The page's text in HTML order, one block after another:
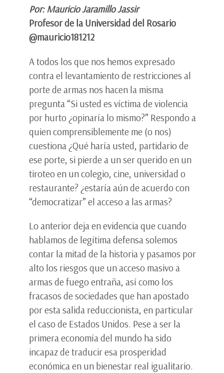
Por: Mauricio Jaramillo Jassir
Profesor de la Universidad del Rosario
@mauricio181212
A todos los que nos hemos expresado
contra el levantamiento de restricciones al
porte de armas nos hacen la misma
pregunta “Si usted es víctima de violencia
por hurto ¿opinaría lo mismo?” Respondo a
quien comprensiblemente me (o nos)
cuestiona ¿Qué haría usted, partidario de
ese porte, si pierde a un ser querido en un
tiroteo en un colegio, cine, universidad o
restaurante? ¿estaría aún de acuerdo con
“democratizar” el acceso a las armas?
Lo anterior deja en evidencia que cuando
hablamos de legítima defensa solemos
contar la mitad de la historia y pasamos por
alto los riesgos que un acceso masivo a
armas de fuego entraña, así como los
fracasos de sociedades que han apostado
por esta salida reduccionista, en particular
el caso de Estados Unidos. Pese a ser la
primera economía del mundo ha sido
incapaz de traducir esa prosperidad
económica en un bienestar real igualitario.